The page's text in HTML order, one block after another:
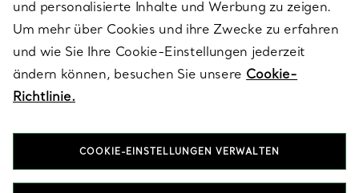
RECHTLICHE HINWEISE
FOLGEN SIE UNS
und personalisierte Inhalte und Werbung zu zeigen.
Um mehr über Cookies und ihre Zwecke zu erfahren
und wie Sie Ihre Cookie-Einstellungen jederzeit
ändern können, besuchen Sie unsere Cookie-
Richtlinie.
COOKIE-EINSTELLUNGEN VERWALTEN